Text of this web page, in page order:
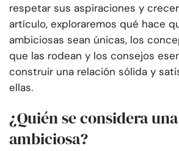
respetar sus aspiraciones y
artículo, exploraremos qué hace
ambiciosas sean únicas, los
que las rodean y los consejos
construir una relación sólida y
ellas.
¿Quién se considera
ambiciosa?